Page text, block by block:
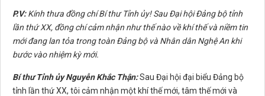
P.V: Kính thưa đồng chí Bí thư Tỉnh ủy! Sau Đại hội Đảng bộ tỉnh
lần thứ XX, đồng chí cảm nhận như thế nào về khí thế và niềm tin
mới đang lan tỏa trong toàn Đảng bộ và Nhân dân Nghệ An khi
bước vào nhiệm kỳ mới.
Bí thư Tỉnh ủy Nguyễn Khắc Thận:Sau Đại hội đại biểu Đảng bộ
tỉnh lần thứ XX, tôi cảm nhận một khí thế mới, tâm thế mới và